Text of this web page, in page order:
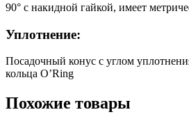
90° с накидной гайкой, имеет
Уплотнение:
Посадочный конус с углом
кольца O’Ring
Похожие товары